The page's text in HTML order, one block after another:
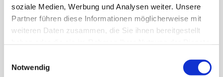
soziale Medien, Werbung und Analysen weiter. Unsere
Partner führen diese Informationen möglicherweise mit
weiteren Daten zusammen, die Sie ihnen bereitgestellt
Notwendig
unserer Anlagen und leisten einen wichtigen
Beitrag zur Erreichung unserer